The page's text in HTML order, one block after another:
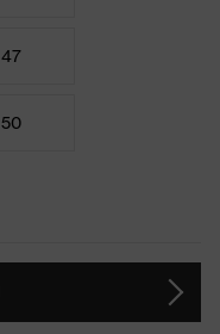
47
50